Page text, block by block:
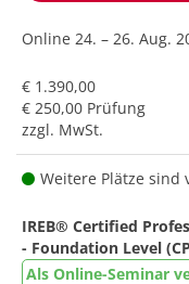
Online 24. – 26. Aug.
€ 1.390,00
€ 250,00 Prüfung
zzgl. MwSt.
Weitere Plätze sind
IREB® Certified
- Foundation Level
Als Online-Seminar